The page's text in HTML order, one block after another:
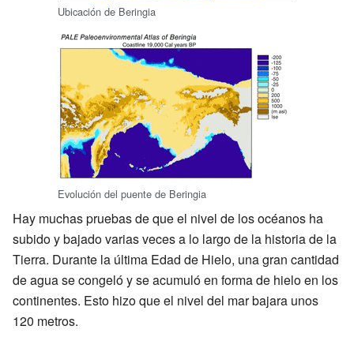
Ubicación de Beringia
Evolución del puente de Beringia
Hay muchas pruebas de que el nivel de los océanos ha
subido y bajado varias veces a lo largo de la historia de la
Tierra. Durante la última Edad de Hielo, una gran cantidad
de agua se congeló y se acumuló en forma de hielo en los
continentes. Esto hizo que el nivel del mar bajara unos
120 metros.